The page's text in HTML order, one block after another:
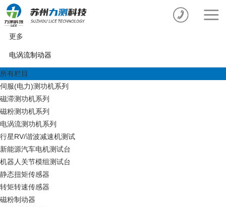
更多
电涡流制动器
所有栏目
伺服(电力)测功机系列
磁滞测功机系列
磁粉测功机系列
电涡流测功机系列
行星RV/谐波减速机测试
新能源汽车电机测试台
机器人关节模组测试台
静态扭矩传感器
转矩转速传感器
磁粉制动器